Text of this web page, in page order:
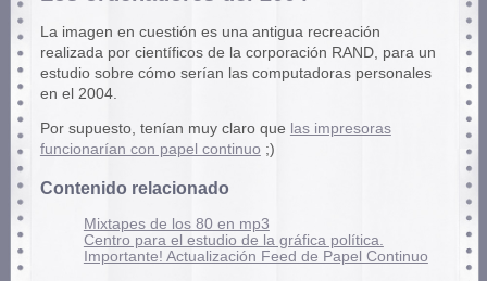
La imagen en cuestión es una antigua recreación
realizada por científicos de la corporación RAND, para un
estudio sobre cómo serían las computadoras personales
en el 2004.
Por supuesto, tenían muy claro que las impresoras
funcionarían con papel continuo ;)
Contenido relacionado
Mixtapes de los 80 en mp3
Centro para el estudio de la gráfica política.
Importante! Actualización Feed de Papel Continuo